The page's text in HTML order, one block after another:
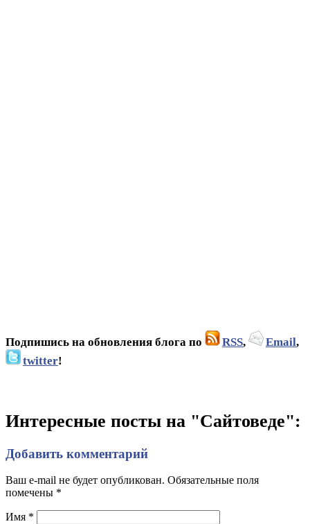
Подпишись на обновления блога по RSS, Email,
twitter!
Интересные посты на "Сайтоведе":
Добавить комментарий
Ваш e-mail не будет опубликован. Обязательные поля
помечены *
Имя *